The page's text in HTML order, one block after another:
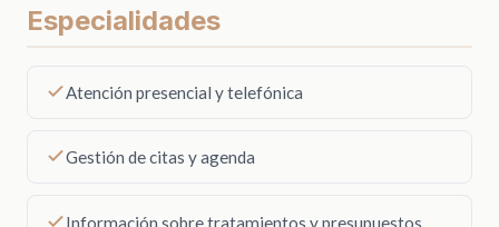
Especialidades
Atención presencial y telefónica
Gestión de citas y agenda
Información sobre tratamientos y presupuestos